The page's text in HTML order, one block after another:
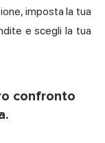
imposta la tua
e scegli la tua
confronto